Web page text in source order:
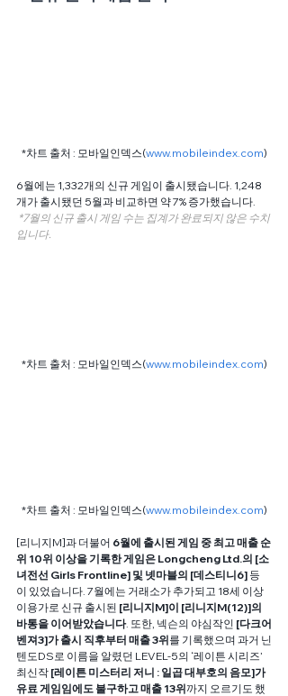
*차트 출처 : 모바일인덱스(www.mobileindex.com)
6월에는 1,332개의 신규 게임이 출시됐습니다. 1,248
개가 출시됐던 5월과 비교하면 약 7% 증가했습니다.
입니다.
*차트 출처 : 모바일인덱스(www.mobileindex.com)
*차트 출처 : 모바일인덱스(www.mobileindex.com)
[리니지M]과 더불어 6월에 출시된 게임 중 최고 매출 순
위 10위 이상을 기록한 게임은 Longcheng Ltd.의 [소
녀전선 Girls Frontline] 및 넷마블의 [데스티니6] 등
이 있었습니다. 7월에는 거래소가 추가되고 18세 이상
이용가로 신규 출시된 [리니지M]이 [리니지M(12)]의
바통을 이어받았습니다. 또한, 넥슨의 야심작인 [다크어
벤져3]가 출시 직후부터 매출 3위를 기록했으며 과거 닌
텐도DS로 이름을 알렸던 LEVEL-5의 ‘레이튼 시리즈’
최신작 [레이튼 미스터리 저니 : 일곱 대부호의 음모]가
유료 게임임에도 불구하고 매출 13위까지 오르기도 했